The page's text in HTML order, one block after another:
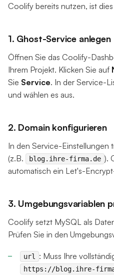
Coolify bereits nutzen, ist
1. Ghost-Service anlegen
Öffnen Sie das Coolify-
Ihrem Projekt. Klicken Sie auf
Sie Service. In der Service-
und wählen es aus.
2. Domain konfigurieren
In den Service-Einstellungen
(z.B.
blog.ihre-firma.de ).
automatisch ein Let's-
3. Umgebungsvariablen
Coolify setzt MySQL als
Prüfen Sie in den
url : Muss Ihre
https://blog.ihre-